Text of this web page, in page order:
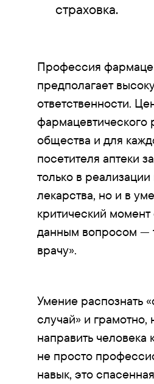
страховка.
Профессия
предполагает
ответственности.
фармацевтического
общества и для
посетителя аптеки
только в
лекарства, но и в
критический момент
данным вопросом —
врачу».
Умение распознать
случай» и грамотно,
направить человека
не просто
навык, это